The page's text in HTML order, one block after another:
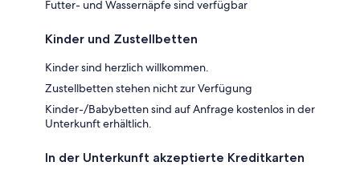
Futter- und Wassernäpfe sind verfügbar
Kinder und Zustellbetten
Kinder sind herzlich willkommen.
Zustellbetten stehen nicht zur Verfügung
Kinder-/Babybetten sind auf Anfrage kostenlos in der
Unterkunft erhältlich.
In der Unterkunft akzeptierte Kreditkarten